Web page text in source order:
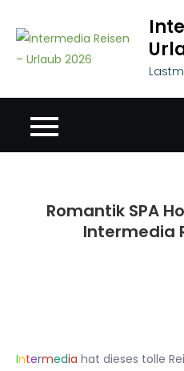
content
Romantik SPA
Intermedia
Intermedia hat dieses tolle